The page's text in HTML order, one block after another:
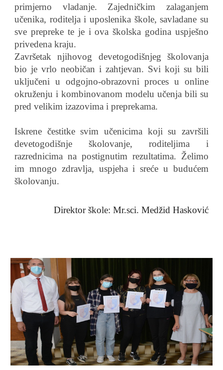
primjerno vladanje. Zajedničkim zalaganjem
učenika, roditelja i uposlenika škole, savladane su
sve prepreke te je i ova školska godina uspješno
privedena kraju.
Završetak njihovog devetogodišnjeg školovanja
bio je vrlo neobičan i zahtjevan. Svi koji su bili
uključeni u odgojno-obrazovni proces u online
okruženju i kombinovanom modelu učenja bili su
pred velikim izazovima i preprekama.
Iskrene čestitke svim učenicima koji su završili
devetogodišnje školovanje, roditeljima i
razrednicima na postignutim rezultatima. Želimo
im mnogo zdravlja, uspjeha i sreće u budućem
školovanju.
Direktor škole: Mr.sci. Medžid Hasković